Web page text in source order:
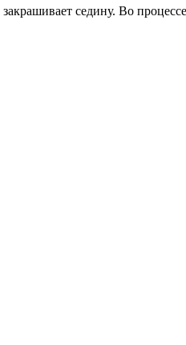
седину. Во